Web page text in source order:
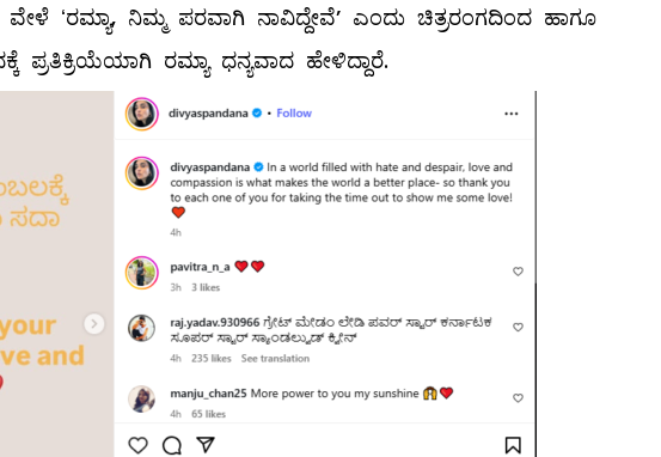
ʻರಮ್ಯಾ, ನಿಮ್ಮ ಪರವಾಗಿ ನಾವಿದ್ದೇವೆʼ ಎಂದು ಚಿತ್ರರಂಗದಿಂದ ಹಾಗೂ
ಪ್ರತಿಕ್ರಿಯೆಯಾಗಿ ರಮ್ಯಾ ಧನ್ಯವಾದ ಹೇಳಿದ್ದಾರೆ.